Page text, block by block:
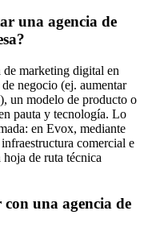
una agencia de
de marketing digital en
negocio (ej. aumentar
un modelo de producto o
pauta y tecnología. Lo
en Evox, mediante
comercial e
de ruta técnica
una agencia de